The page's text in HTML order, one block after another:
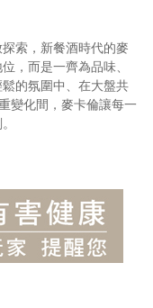
索，新餐酒時代的麥
，而是一齊為品味、
的氛圍中、在大盤共
變化間，麥卡倫讓每一